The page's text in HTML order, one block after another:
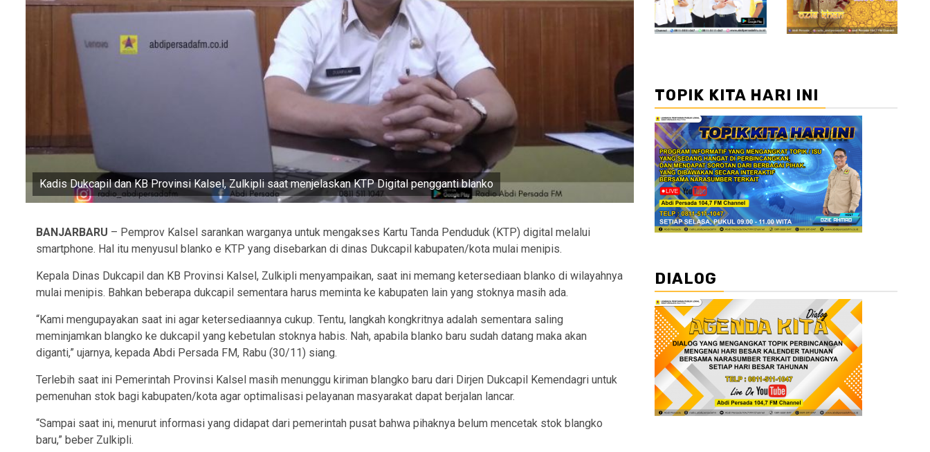
Kadis Dukcapil dan KB Provinsi Kalsel, Zulkipli saat menjelaskan KTP Digital pengganti blanko
BANJARBARU – Pemprov Kalsel sarankan warganya untuk mengakses Kartu Tanda Penduduk (KTP) digital melalui
smartphone. Hal itu menyusul blanko e KTP yang disebarkan di dinas Dukcapil kabupaten/kota mulai menipis.
Kepala Dinas Dukcapil dan KB Provinsi Kalsel, Zulkipli menyampaikan, saat ini memang ketersediaan blanko di wilayahnya
mulai menipis. Bahkan beberapa dukcapil sementara harus meminta ke kabupaten lain yang stoknya masih ada.
“Kami mengupayakan saat ini agar ketersediaannya cukup. Tentu, langkah kongkritnya adalah sementara saling
meminjamkan blangko ke dukcapil yang kebetulan stoknya habis. Nah, apabila blanko baru sudah datang maka akan
diganti,” ujarnya, kepada Abdi Persada FM, Rabu (30/11) siang.
Terlebih saat ini Pemerintah Provinsi Kalsel masih menunggu kiriman blangko baru dari Dirjen Dukcapil Kemendagri untuk
pemenuhan stok bagi kabupaten/kota agar optimalisasi pelayanan masyarakat dapat berjalan lancar.
“Sampai saat ini, menurut informasi yang didapat dari pemerintah pusat bahwa pihaknya belum mencetak stok blangko
baru,” beber Zulkipli.
TOPIK KITA HARI INI
DIALOG